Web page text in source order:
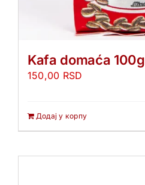
Kafa domaća 100g
150,00 RSD
Додај у корпу